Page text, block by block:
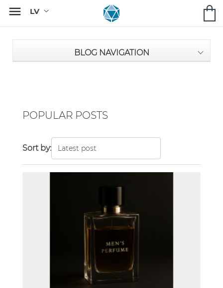

BLOG NAVIGATION
POPULAR POSTS
Sort by: